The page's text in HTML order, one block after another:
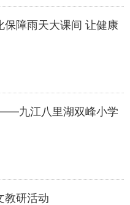
保障雨天大课间 让健康
九江八里湖双峰小学
教研活动